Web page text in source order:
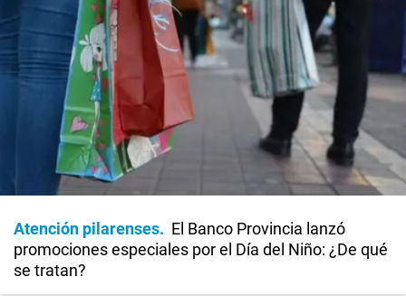
Atención pilarenses
El Banco Provincia lanzó
promociones especiales por el Día del Niño: ¿De qué
se tratan?